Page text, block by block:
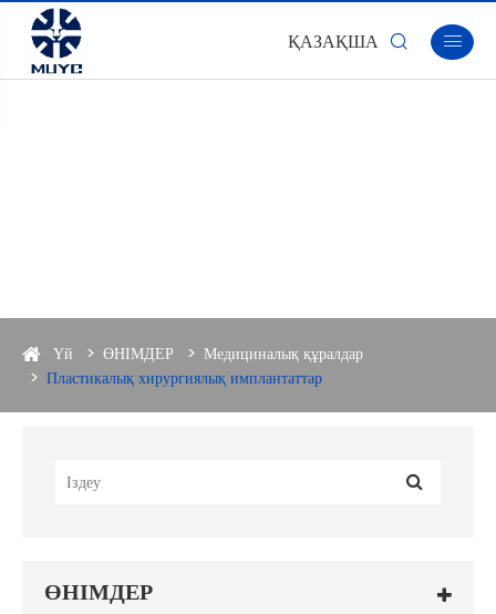
ҚАЗАҚША  
Үй ӨНІМДЕР
Медициналық құралдар
Пластикалық хирургиялық имплантаттар
ӨНІМДЕР